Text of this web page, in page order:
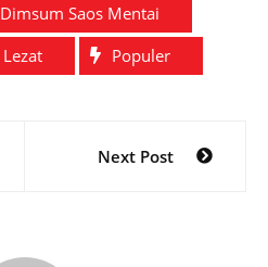
Dimsum Saos Mentai
Lezat Populer
Next Post